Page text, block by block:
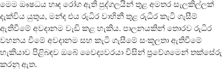
මෙම ඖෂධය හෘද රෝග ඇති පුද්ගලයින් තුළ අමතර සැලකිල්ලක්
දැක්විය යුතුය, මන්ද එය රුධිර වාහිනී තුළ රුධිර කැටි ගැසීම්
ඇතිවීමේ අවදානම වැඩි කළ හැකිය. පාලනයකින් තොරව රුධිර
වහනය වීමේ අවදානම සහ කැටි ගැසීමේ සංකූලතා ඇතිවීමේ
හැකියාව පිළිබඳව ඔබේ වෛද්‍යවරයා විසින් ප්‍රවේශමෙන් තක්සේරු
කරනු ඇත.